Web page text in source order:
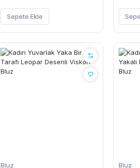
Sepete Ekle
Bluz Bluz